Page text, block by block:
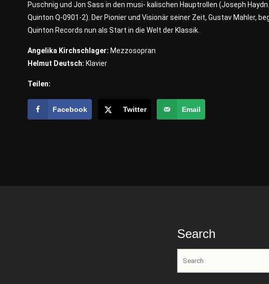
Puschnig und Jon Sass in den musi- kalischen Hauptrollen (Joseph Haydn.
Quinton Q-0901-2). Der Pionier und Visionär seiner Zeit, Gustav Mahler,
Quinton Records nun als Start in die Welt der Klassik.
Angelika Kirchschlager: Mezzosopran
Helmut Deutsch: Klavier
Teilen:
Facebook Twitter Email
Search